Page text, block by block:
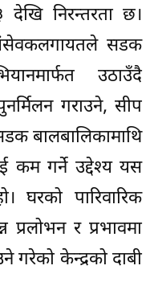
देखि निरन्तरता छ।
सडक
उठाउँदै
गराउने, सीप
बालबालिकामाथि
कम गर्ने उद्देश्य यस
घरको पारिवारिक
प्रलोभन र प्रभावमा
केन्द्रको दाबी